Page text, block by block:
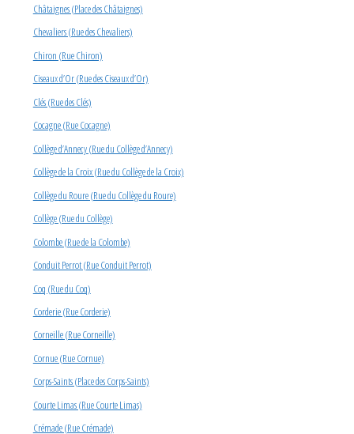
Châtaignes (Place des Châtaignes)
Chevaliers (Rue des Chevaliers)
Chiron (Rue Chiron)
Ciseaux d’Or (Rue des Ciseaux d’Or)
Clés (Rue des Clés)
Cocagne (Rue Cocagne)
Collège d’Annecy (Rue du Collège d’Annecy)
Collège de la Croix (Rue du Collège de la Croix)
Collège du Roure (Rue du Collège du Roure)
Collège (Rue du Collège)
Colombe (Rue de la Colombe)
Conduit Perrot (Rue Conduit Perrot)
Coq (Rue du Coq)
Corderie (Rue Corderie)
Corneille (Rue Corneille)
Cornue (Rue Cornue)
Corps-Saints (Place des Corps-Saints)
Courte Limas (Rue Courte Limas)
Crémade (Rue Crémade)